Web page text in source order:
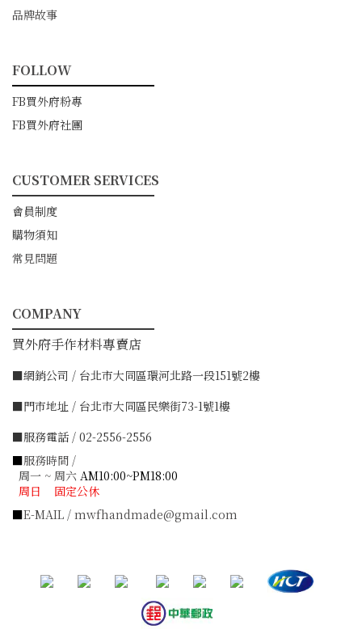
品牌故事
FOLLOW
━━━━━━━━━━━
FB買外府粉專
FB買外府社團
CUSTOMER SERVICES
━━━━━━━━━━━
會員制度
購物須知
常見問題
COMPANY
━━━━━━━━━━━
買外府手作材料專賣店
■網銷公司 / 台北市大同區環河北路一段151號2樓
■門市地址 / 台北市大同區民樂街73-1號1樓
■服務電話 / 02-2556-2556
■服務時間 /
周一 ~ 周六 AM10:00~PM18:00
周日 固定公休
■E-MAIL / mwfhandmade@gmail.com